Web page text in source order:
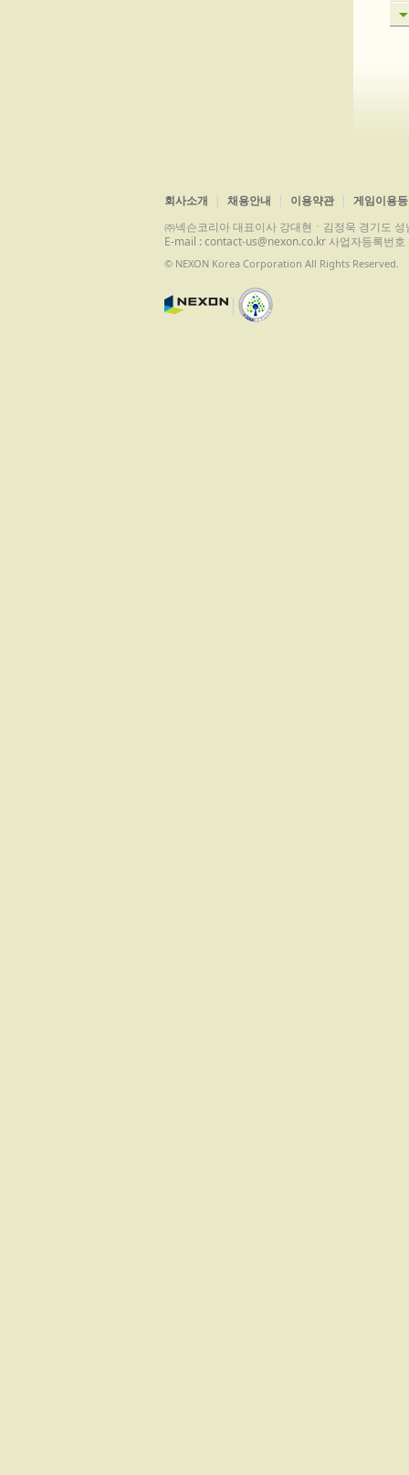
회사소개 채용안내 이용약관
게임이용
㈜넥슨코리아 대표이사 강대현ㆍ김정욱 경기도
E-mail : contact-us@nexon.co.kr 사업자등록번
© NEXON Korea Corporation All Rights Reserved.
|